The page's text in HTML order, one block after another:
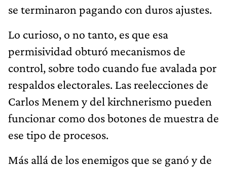
se terminaron pagando con duros ajustes.
Lo curioso, o no tanto, es que esa
permisividad obturó mecanismos de
control, sobre todo cuando fue avalada por
respaldos electorales. Las reelecciones de
Carlos Menem y del kirchnerismo pueden
funcionar como dos botones de muestra de
ese tipo de procesos.
Más allá de los enemigos que se ganó y de